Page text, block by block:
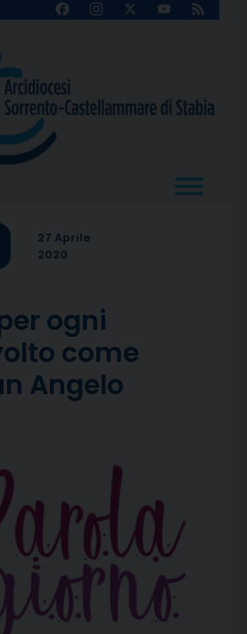
FacebookInstagram
X
YouTube
Feed
27 Aprile
2020
ogni
come
Angelo